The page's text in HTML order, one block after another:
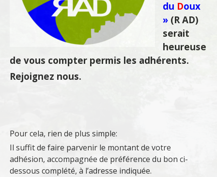
du Doux
» (R AD)
serait
heureuse
de vous compter permis les adhérents.
Rejoignez nous.
Pour cela, rien de plus simple:
Il suffit de faire parvenir le montant de votre
adhésion, accompagnée de préférence du bon ci-
dessous complété, à l’adresse indiquée.